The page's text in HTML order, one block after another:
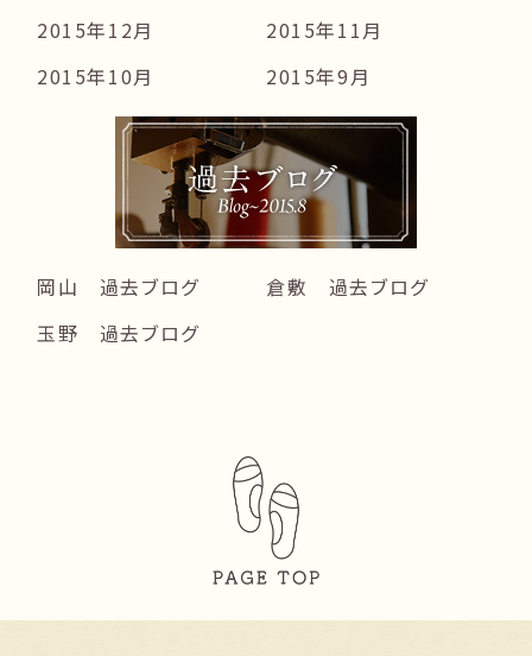
2015年12月
2015年11月
2015年10月
2015年9月
岡山 過去ブログ
倉敷 過去ブログ
玉野 過去ブログ